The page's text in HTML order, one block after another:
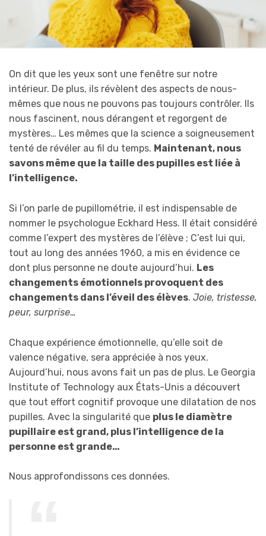
On dit que les yeux sont une fenêtre sur notre
intérieur. De plus, ils révèlent des aspects de nous-
mêmes que nous ne pouvons pas toujours contrôler. Ils
nous fascinent, nous dérangent et regorgent de
mystères… Les mêmes que la science a soigneusement
tenté de révéler au fil du temps. Maintenant, nous
savons même que la taille des pupilles est liée à
l’intelligence.
Si l’on parle de pupillométrie, il est indispensable de
nommer le psychologue Eckhard Hess. Il était considéré
comme l’expert des mystères de l’élève ; C’est lui qui,
tout au long des années 1960, a mis en évidence ce
dont plus personne ne doute aujourd’hui. Les
changements émotionnels provoquent des
changements dans l’éveil des élèves. Joie, tristesse,
peur, surprise…
Chaque expérience émotionnelle, qu’elle soit de
valence négative, sera appréciée à nos yeux.
Aujourd’hui, nous avons fait un pas de plus. Le Georgia
Institute of Technology aux États-Unis a découvert
que tout effort cognitif provoque une dilatation de nos
pupilles. Avec la singularité que plus le diamètre
pupillaire est grand, plus l’intelligence de la
personne est grande…
Nous approfondissons ces données.